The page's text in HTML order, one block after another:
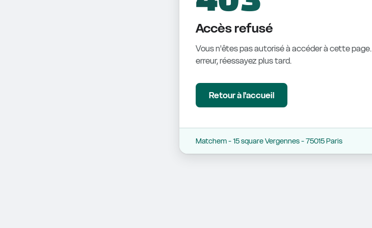
Accès refusé
Vous n'êtes pas autorisé à accéder à cette
erreur, réessayez plus tard.
Retour à l'accueil
Matchem - 15 square Vergennes - 75015 Paris